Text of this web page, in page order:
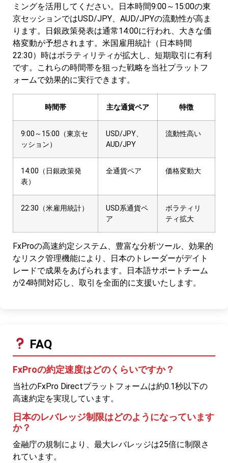
ミングを活用してください。日本時間9:00～15:00の東
京セッションではUSD/JPY、AUD/JPYの流動性が高ま
ります。日銀政策発表は通常14:00に行われ、大きな価
格変動が予想されます。米国雇用統計（日本時間
22:30）時はボラティリティが拡大し、短期取引に有利
です。これらの時間帯を狙った戦略を当社プラットフ
ォームで効果的に実行できます。
時間帯 主な通貨ペア 特徴
9:00～15:00（東京セ
ッション）
USD/JPY、
AUD/JPY
流動性高い
14:00（日銀政策発
表）
全通貨ペア 価格変動大
22:30（米雇用統計）
USD系通貨ペ
ア
ボラティリ
ティ拡大
FxProの高速約定システム、豊富な分析ツール、効果的
なリスク管理機能により、日本のトレーダーがデイト
レードで成果をあげられます。日本語サポートチーム
が24時間対応し、取引を全面的に支援いたします。
FAQ
FxProの約定速度はどのくらいですか？
当社のFxPro Directプラットフォームは約0.1秒以下の
高速約定を実現しています。
日本のレバレッジ制限はどのようになっています
か？
金融庁の規制により、最大レバレッジは25倍に制限さ
れています。